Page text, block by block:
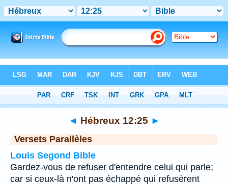
Chapitre 12> Verset 25
◄ Hébreux 12:25 ►
Versets Parallèles
Louis Segond Bible
Gardez-vous de refuser d'entendre celui qui parle;
car si ceux-là n'ont pas échappé qui refusèrent